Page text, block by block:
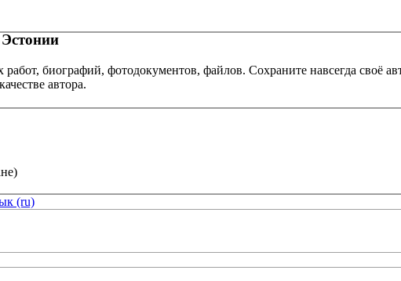
биографий, фотодокументов, файлов. Сохраните навсегда своё
автора.
(ru)